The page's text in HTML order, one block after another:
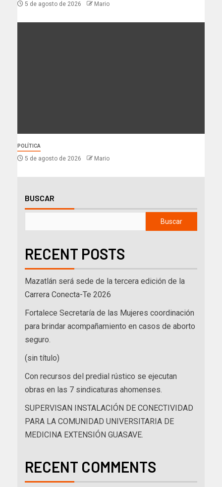
5 de agosto de 2026 Mario
POLÍTICA
5 de agosto de 2026 Mario
BUSCAR
Buscar
RECENT POSTS
Mazatlán será sede de la tercera edición de la
Carrera Conecta-Te 2026
Fortalece Secretaría de las Mujeres coordinación
para brindar acompañamiento en casos de aborto
seguro.
(sin título)
Con recursos del predial rústico se ejecutan
obras en las 7 sindicaturas ahomenses.
SUPERVISAN INSTALACIÓN DE CONECTIVIDAD
PARA LA COMUNIDAD UNIVERSITARIA DE
MEDICINA EXTENSIÓN GUASAVE.
RECENT COMMENTS